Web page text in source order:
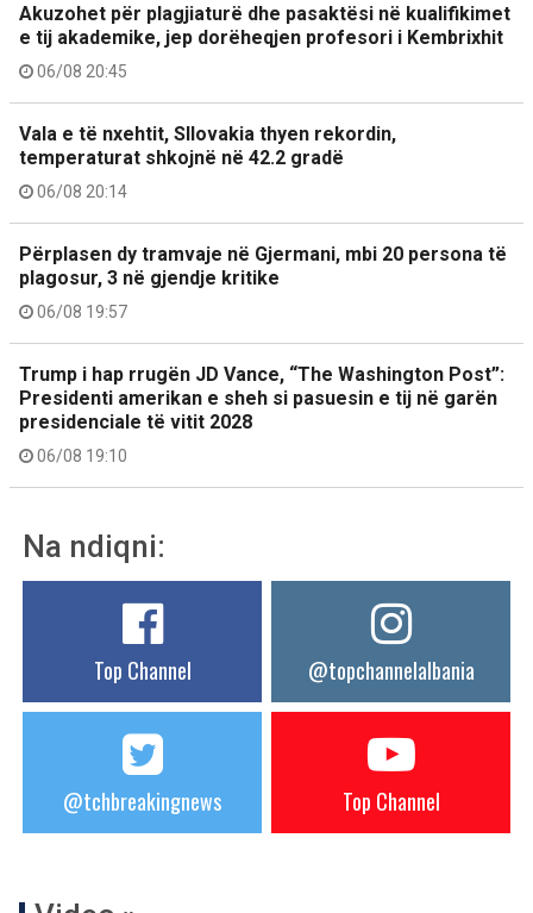
Akuzohet për plagjiaturë dhe pasaktësi në kualifikimet
e tij akademike, jep dorëheqjen profesori i Kembrixhit
06/08 20:45
Vala e të nxehtit, Sllovakia thyen rekordin,
temperaturat shkojnë në 42.2 gradë
06/08 20:14
Përplasen dy tramvaje në Gjermani, mbi 20 persona të
plagosur, 3 në gjendje kritike
06/08 19:57
Trump i hap rrugën JD Vance, “The Washington Post”:
Presidenti amerikan e sheh si pasuesin e tij në garën
presidenciale të vitit 2028
06/08 19:10
Na ndiqni:
Top Channel @topchannelalbania
@tchbreakingnews Top Channel